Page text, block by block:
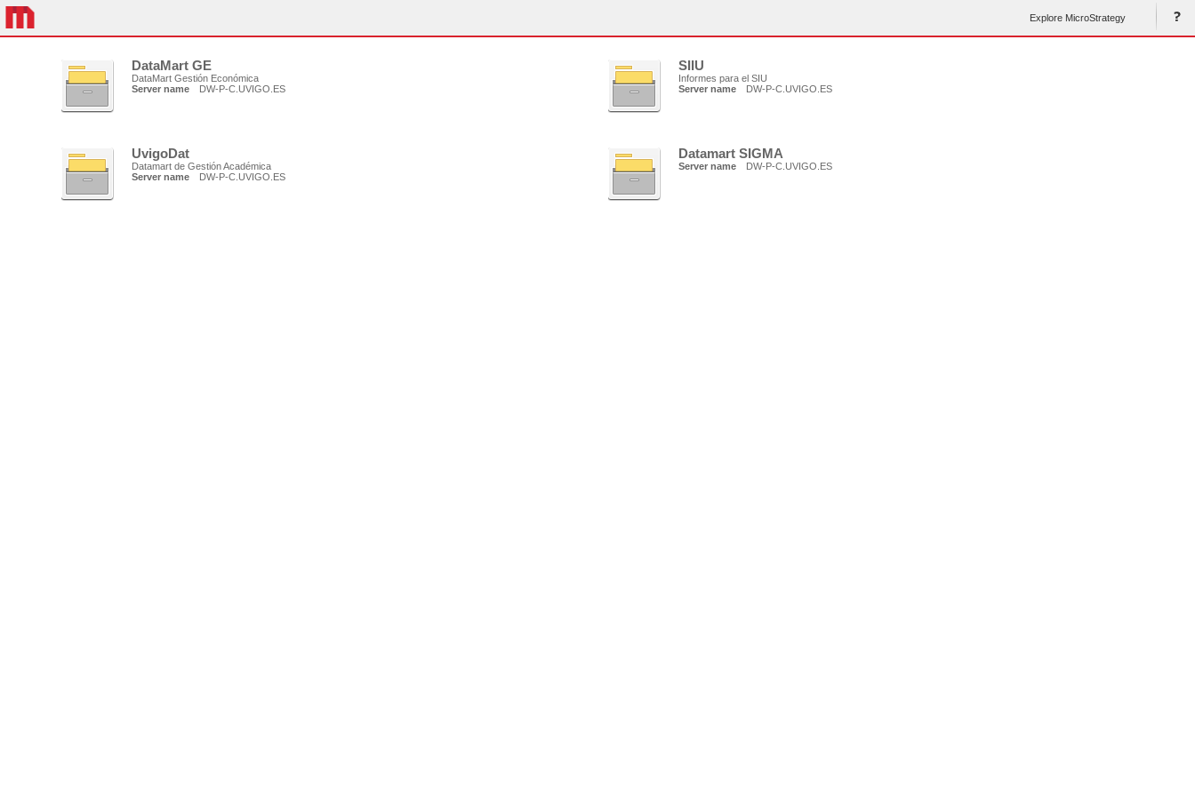
Explore MicroStrategy
DataMart GE
DataMart Gestión Económica
Server name
DW-P-C.UVIGO.ES
SIIU
Informes para el SIU
Server name
DW-P-C.UVIGO.ES
UvigoDat
Datamart de Gestión Académica
Server name
DW-P-C.UVIGO.ES
Datamart SIGMA
Server name DW-P-C.UVIGO.ES